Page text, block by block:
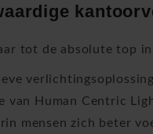
tot de absolute top
van Human Centric
mensen zich beter